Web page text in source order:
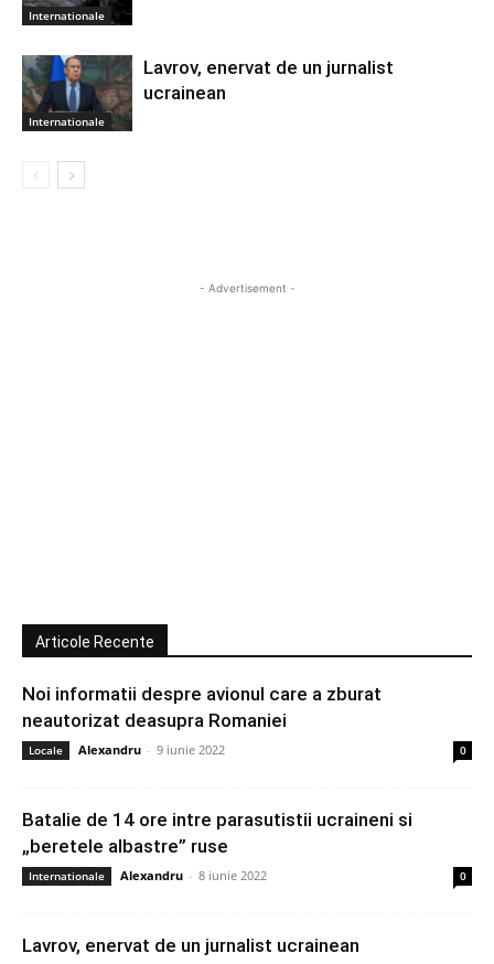
Internationale
Internationale
Lavrov, enervat de un jurnalist
ucrainean
- Advertisement -
Articole Recente
Noi informatii despre avionul care a zburat
neautorizat deasupra Romaniei
Locale Alexandru - 9 iunie 2022 0
Batalie de 14 ore intre parasutistii ucraineni si
„beretele albastre” ruse
Internationale Alexandru - 8 iunie 2022 0
Lavrov, enervat de un jurnalist ucrainean